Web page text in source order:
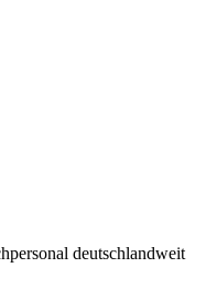
deutschlandweit